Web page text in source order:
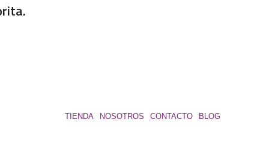
TIENDA NOSOTROS CONTACTO BLOG